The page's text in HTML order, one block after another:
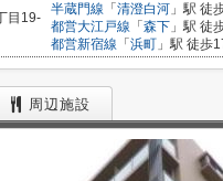
目19-
半蔵門線 「 清澄白河 」駅 徒
都営大江戸線 「 森下 」駅 徒
都営新宿線 「 浜町 」駅 徒歩
周辺施設